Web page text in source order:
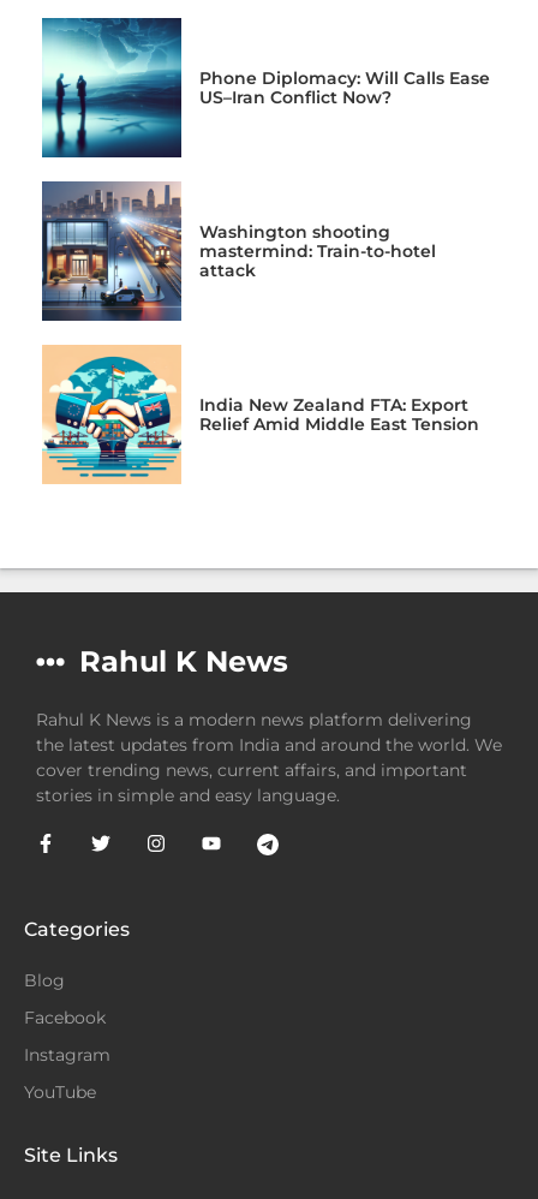
Phone Diplomacy: Will Calls Ease
US–Iran Conflict Now?
Washington shooting
mastermind: Train-to-hotel
attack
India New Zealand FTA: Export
Relief Amid Middle East Tension
Rahul K News
Rahul K News is a modern news platform delivering
the latest updates from India and around the world. We
cover trending news, current affairs, and important
stories in simple and easy language.
Categories
Blog
Facebook
Instagram
YouTube
Site Links